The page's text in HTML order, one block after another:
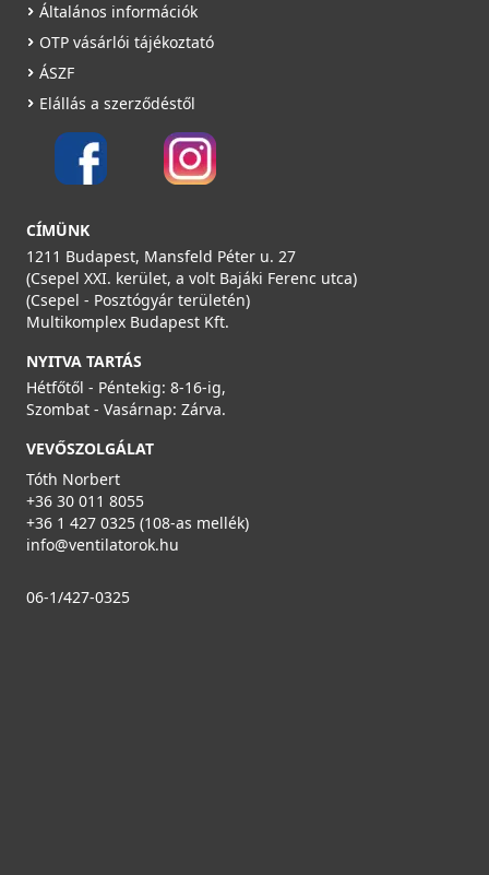
Általános információk
OTP vásárlói tájékoztató
ÁSZF
Elállás a szerződéstől
CÍMÜNK
1211 Budapest, Mansfeld Péter u. 27
(Csepel XXI. kerület, a volt Bajáki Ferenc utca)
(Csepel - Posztógyár területén)
Multikomplex Budapest Kft.
NYITVA TARTÁS
Hétfőtől - Péntekig: 8-16-ig,
Szombat - Vasárnap: Zárva.
VEVŐSZOLGÁLAT
Tóth Norbert
+36 30 011 8055
+36 1 427 0325 (108-as mellék)
info@ventilatorok.hu
06-1/427-0325